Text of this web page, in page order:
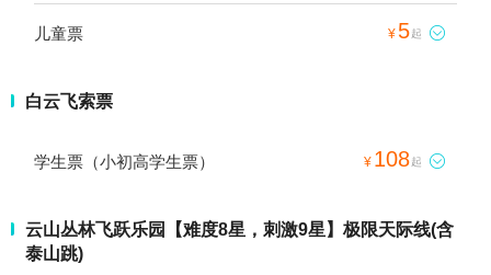
儿童票 ¥ 5起 
白云飞索票
学生票（小初高学生票） ¥ 108起 
云山丛林飞跃乐园【难度8星，刺激9星】极限天际线(含
泰山跳)